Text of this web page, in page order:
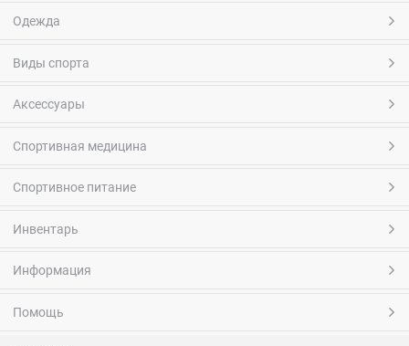
Одежда
Виды спорта
Аксессуары
Спортивная медицина
Спортивное питание
Инвентарь
Информация
Помощь